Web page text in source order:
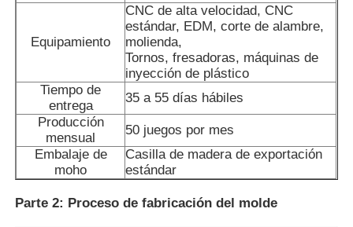
Moldeo a presión de Overmolding
componentes plásticos del molde
Equipamiento
CNC de alta velocidad, CNC
estándar, EDM, corte de alambre,
molienda,
Tornos, fresadoras, máquinas de
inyección de plástico
Tiempo de
entrega
35 a 55 días hábiles
Producción
mensual
50 juegos por mes
Embalaje de
moho
Casilla de madera de exportación
estándar
Parte 2: Proceso de fabricación del molde